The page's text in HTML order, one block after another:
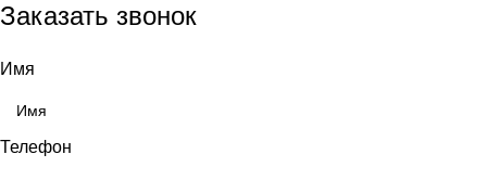
Заказать звонок
Имя
Телефон